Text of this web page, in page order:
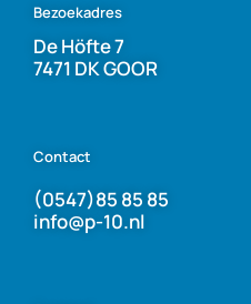
Bezoekadres
De Höfte 7
7471 DK GOOR
Contact
(0547)85 85 85
info@p-10.nl